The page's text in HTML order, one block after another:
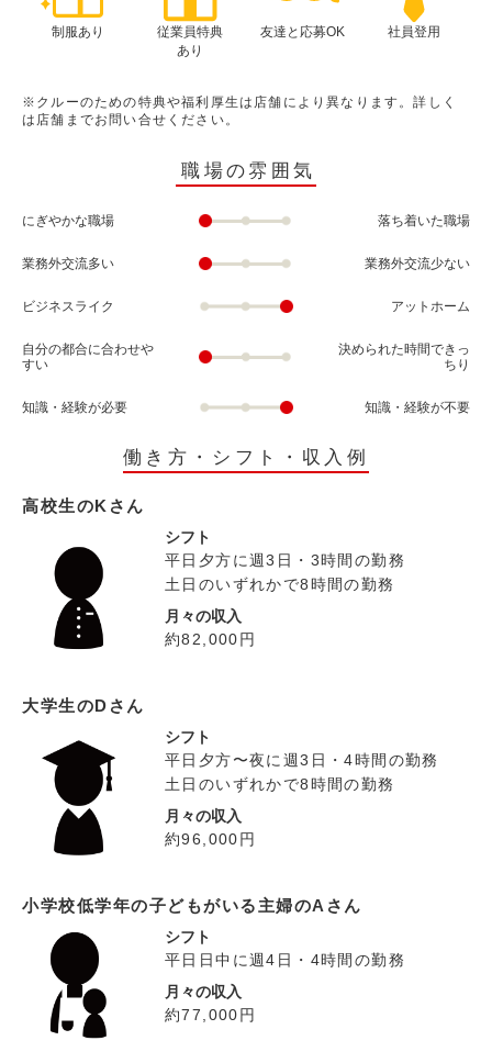
制服あり
従業員特典
あり
友達と応募OK 社員登用
※クルーのための特典や福利厚生は店舗により異なります。詳しく
は店舗までお問い合せください。
職場の雰囲気
にぎやかな職場 落ち着いた職場
業務外交流多い 業務外交流少ない
ビジネスライク アットホーム
自分の都合に合わせや
すい
決められた時間できっ
ちり
知識・経験が必要 知識・経験が不要
働き方・シフト・収入例
高校生のKさん
シフト
平日夕方に週3日・3時間の勤務
土日のいずれかで8時間の勤務
月々の収入
約82,000円
大学生のDさん
シフト
平日夕方〜夜に週3日・4時間の勤務
土日のいずれかで8時間の勤務
月々の収入
約96,000円
小学校低学年の子どもがいる主婦のAさん
シフト
平日日中に週4日・4時間の勤務
月々の収入
約77,000円